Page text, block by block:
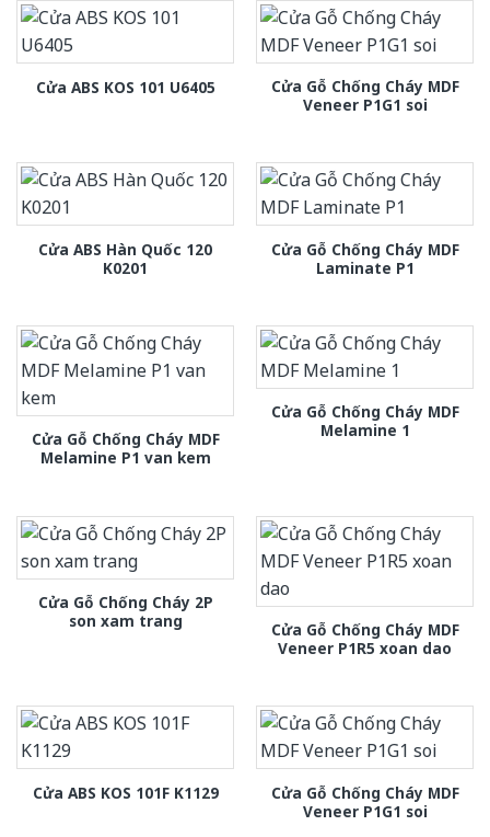
Cửa ABS KOS 101 U6405
Cửa Gỗ Chống Cháy MDF
Veneer P1G1 soi
Cửa ABS Hàn Quốc 120
K0201
Cửa Gỗ Chống Cháy MDF
Laminate P1
Cửa Gỗ Chống Cháy MDF
Melamine P1 van kem
Cửa Gỗ Chống Cháy MDF
Melamine 1
Cửa Gỗ Chống Cháy 2P
son xam trang
Cửa Gỗ Chống Cháy MDF
Veneer P1R5 xoan dao
Cửa ABS KOS 101F K1129
Cửa Gỗ Chống Cháy MDF
Veneer P1G1 soi